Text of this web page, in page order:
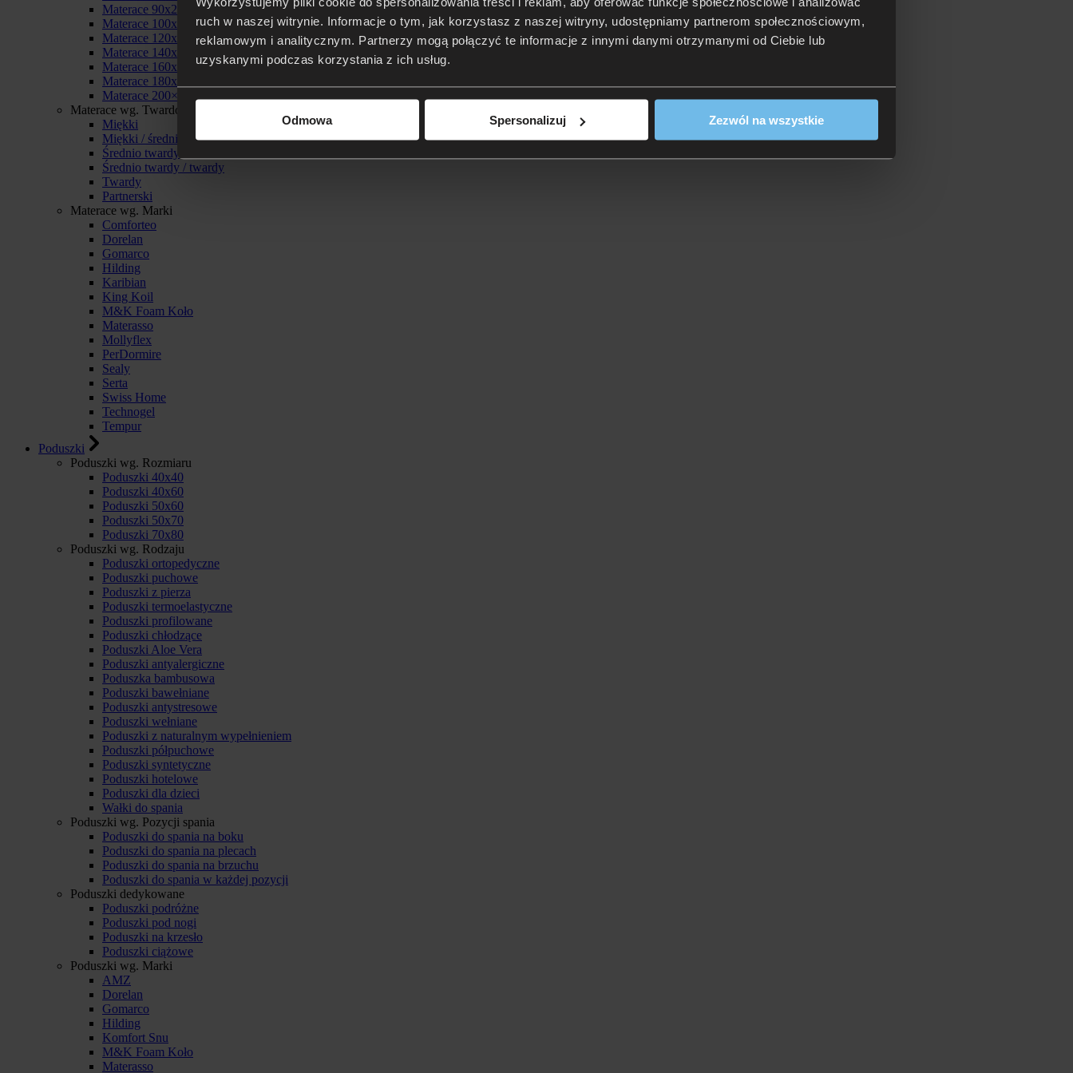
ruch w naszej witrynie. Informacje o tym, jak korzystasz z naszej witryny, udostępniamy partnerom społecznościowym,
reklamowym i analitycznym. Partnerzy mogą połączyć te informacje z innymi danymi otrzymanymi od Ciebie lub
uzyskanymi podczas korzystania z ich usług.
Odmowa Spersonalizuj Zezwól na wszystkie
Materace 90x200
Materace 100x200
Materace 120x200
Materace 140x200
Materace 160x200
Materace 180x200
Materace 200×200
Materace wg. Twardości
Miękki
Miękki / średnio twardy
Średnio twardy
Średnio twardy / twardy
Twardy
Partnerski
Materace wg. Marki
Comforteo
Dorelan
Gomarco
Hilding
Karibian
King Koil
M&K Foam Koło
Materasso
Mollyflex
PerDormire
Sealy
Serta
Swiss Home
Technogel
Tempur
Poduszki
Poduszki wg. Rozmiaru
Poduszki 40x40
Poduszki 40x60
Poduszki 50x60
Poduszki 50x70
Poduszki 70x80
Poduszki wg. Rodzaju
Poduszki ortopedyczne
Poduszki puchowe
Poduszki z pierza
Poduszki termoelastyczne
Poduszki profilowane
Poduszki chłodzące
Poduszki Aloe Vera
Poduszki antyalergiczne
Poduszka bambusowa
Poduszki bawełniane
Poduszki antystresowe
Poduszki wełniane
Poduszki z naturalnym wypełnieniem
Poduszki półpuchowe
Poduszki syntetyczne
Poduszki hotelowe
Poduszki dla dzieci
Wałki do spania
Poduszki wg. Pozycji spania
Poduszki do spania na boku
Poduszki do spania na plecach
Poduszki do spania na brzuchu
Poduszki do spania w każdej pozycji
Poduszki dedykowane
Poduszki podróżne
Poduszki pod nogi
Poduszki na krzesło
Poduszki ciążowe
Poduszki wg. Marki
AMZ
Dorelan
Gomarco
Hilding
Komfort Snu
M&K Foam Koło
Materasso